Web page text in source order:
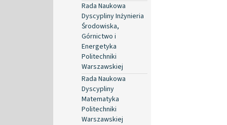
Rada Naukowa
Dyscypliny Inżynieria
Środowiska,
Górnictwo i
Energetyka
Politechniki
Warszawskiej
Rada Naukowa
Dyscypliny
Matematyka
Politechniki
Warszawskiej